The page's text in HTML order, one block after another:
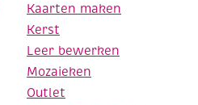
Kaarten maken
Kerst
Leer bewerken
Mozaieken
Outlet